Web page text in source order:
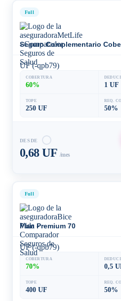
Full
Seguro Complementario
UF (-qpb79)
COBERTURA
60% 1 UF
TOPE
250 UF
REQ.
50%
DESDE
0,68 UF /mes
Full
Plan Premium 70
UF (-qpb79)
COBERTURA
70% 0,5
TOPE
400 UF
REQ.
50%